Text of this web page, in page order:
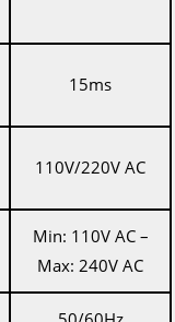
15ms
110V/220V AC
Min: 110V AC –
Max: 240V AC